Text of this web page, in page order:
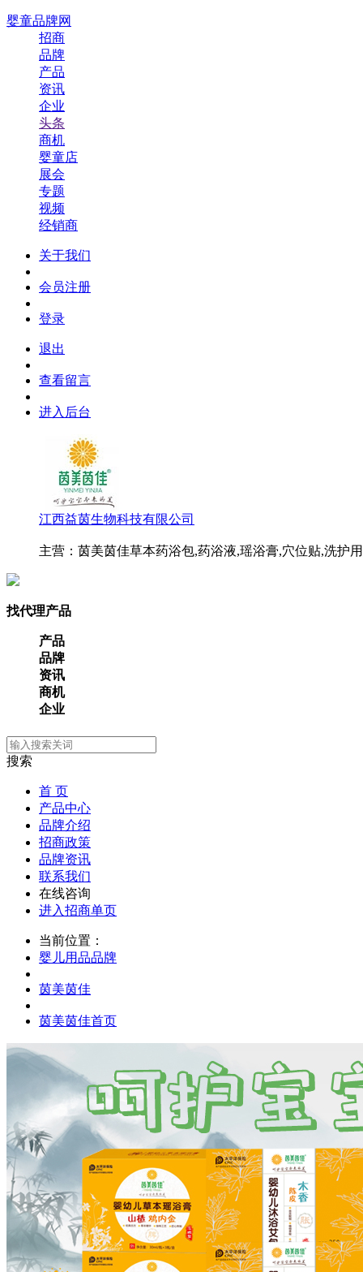
婴童品牌网
招商
品牌
产品
资讯
企业
头条
商机
婴童店
展会
专题
视频
经销商
关于我们
会员注册
登录
退出
查看留言
进入后台
江西益茵生物科技有限公司
主营：茵美茵佳草本药浴包,药浴液,瑶浴膏,穴位贴,洗护
找代理产品
产品
品牌
资讯
商机
企业
搜索
首 页
产品中心
品牌介绍
招商政策
品牌资讯
联系我们
在线咨询
进入招商单页
当前位置：
婴儿用品品牌
茵美茵佳
茵美茵佳首页